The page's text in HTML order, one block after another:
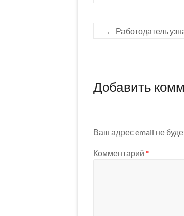
← Работодатель
Добавить
Ваш адрес email не
Комментарий *